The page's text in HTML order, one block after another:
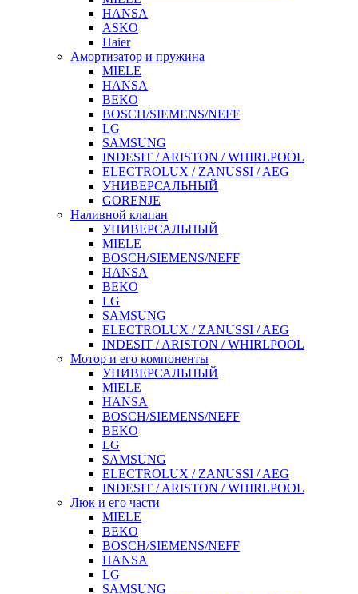
HANSA
ASKO
Haier
Амортизатор и пружина
MIELE
HANSA
BEKO
BOSCH/SIEMENS/NEFF
LG
SAMSUNG
INDESIT / ARISTON / WHIRLPOOL
ELECTROLUX / ZANUSSI / AEG
УНИВЕРСАЛЬНЫЙ
GORENJE
Наливной клапан
УНИВЕРСАЛЬНЫЙ
MIELE
BOSCH/SIEMENS/NEFF
HANSA
BEKO
LG
SAMSUNG
ELECTROLUX / ZANUSSI / AEG
INDESIT / ARISTON / WHIRLPOOL
Мотор и его компоненты
УНИВЕРСАЛЬНЫЙ
MIELE
HANSA
BOSCH/SIEMENS/NEFF
BEKO
LG
SAMSUNG
ELECTROLUX / ZANUSSI / AEG
INDESIT / ARISTON / WHIRLPOOL
Люк и его части
MIELE
BEKO
BOSCH/SIEMENS/NEFF
HANSA
LG
SAMSUNG